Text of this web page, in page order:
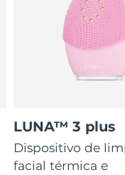
LUNA™ 3 plus
Dispositivo de
facial térmica e